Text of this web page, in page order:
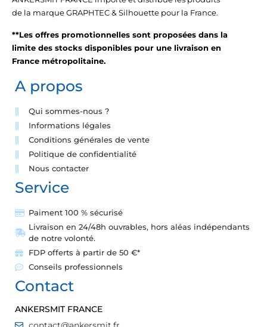
de la marque GRAPHTEC & Silhouette pour la France.
**Les offres promotionnelles sont proposées dans la
limite des stocks disponibles pour une livraison en
France métropolitaine.
A propos
Qui sommes-nous ?
Informations légales
Conditions générales de vente
Politique de confidentialité
Nous contacter
Service
Paiment 100 % sécurisé
Livraison en 24/48h ouvrables, hors aléas indépendants
de notre volonté.
FDP offerts à partir de 50 €*
Conseils professionnels
Contact
ANKERSMIT FRANCE